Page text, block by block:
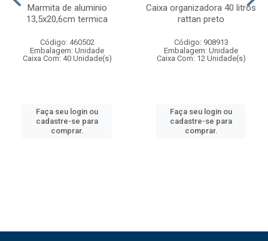
Marmita de aluminio
13,5x20,6cm termica
Código: 460502
Embalagem: Unidade
Caixa Com: 40 Unidade(s)
Faça seu login ou
cadastre-se para
comprar.
Caixa organizadora 40 litros
rattan preto
Código: 908913
Embalagem: Unidade
Caixa Com: 12 Unidade(s)
Faça seu login ou
cadastre-se para
comprar.